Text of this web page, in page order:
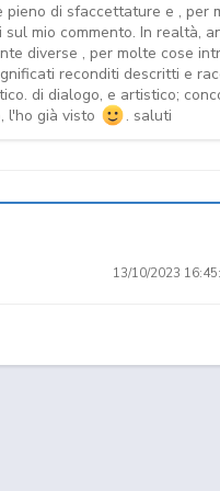
Dr. Stone 2
That Time I Got
Kono
pieno di sfaccettature e , per
sul mio commento. In realtà,
diverse , per molte cose
reconditi descritti e
di dialogo, e artistico;
l'ho già visto
. saluti
13/10/2023
di serie B o ragazze